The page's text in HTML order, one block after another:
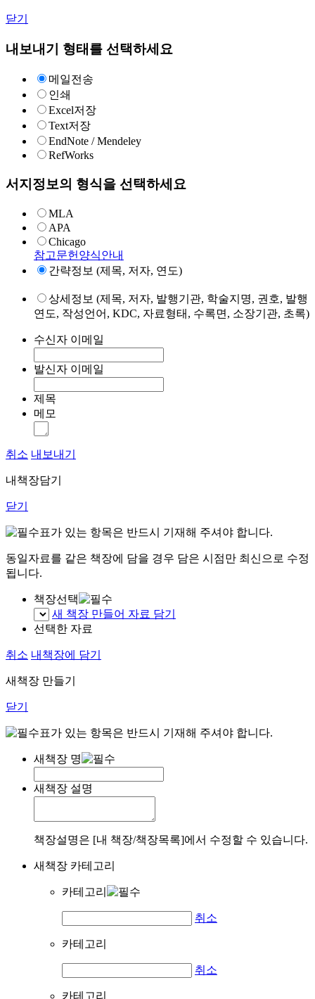
닫기
내보내기 형태를 선택하세요
메일전송
인쇄
Excel저장
Text저장
EndNote / Mendeley
RefWorks
서지정보의 형식을 선택하세요
MLA
APA
Chicago
참고문헌양식안내
간략정보 (제목, 저자, 연도)
상세정보 (제목, 저자, 발행기관, 학술지명, 권호, 발행
연도, 작성언어, KDC, 자료형태, 수록면, 소장기관, 초록)
수신자 이메일
발신자 이메일
제목
메모
취소 내보내기
내책장담기
닫기
표가 있는 항목은 반드시 기재해 주셔야 합니다.
동일자료를 같은 책장에 담을 경우 담은 시점만 최신으로 수정
됩니다.
책장선택
새 책장 만들어 자료 담기
선택한 자료
취소 내책장에 담기
새책장 만들기
닫기
표가 있는 항목은 반드시 기재해 주셔야 합니다.
새책장 명
새책장 설명
책장설명은 [내 책장/책장목록]에서 수정할 수 있습니다.
새책장 카테고리
카테고리
취소
카테고리
취소
카테고리